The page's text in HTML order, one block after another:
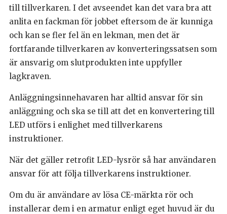
till tillverkaren. I det avseendet kan det vara bra att
anlita en fackman för jobbet eftersom de är kunniga
och kan se fler fel än en lekman, men det är
fortfarande tillverkaren av konverteringssatsen som
är ansvarig om slutprodukten inte uppfyller
lagkraven.
Anläggningsinnehavaren har alltid ansvar för sin
anläggning och ska se till att det en konvertering till
LED utförs i enlighet med tillverkarens
instruktioner.
När det gäller retrofit LED-lysrör så har användaren
ansvar för att följa tillverkarens instruktioner.
Om du är användare av lösa CE-märkta rör och
installerar dem i en armatur enligt eget huvud är du